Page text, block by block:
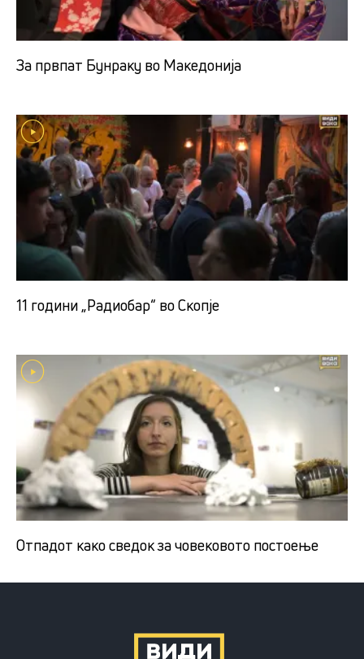
За првпат Бунраку во Македонија
11 години „Радиобар“ во Скопје
Отпадот како сведок за човековото постоење